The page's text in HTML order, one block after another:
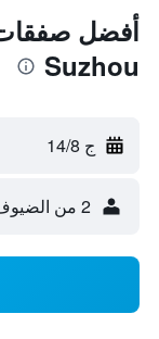
Suzhou
ج 14/8
2 من الضيوف، غرفة واحدة